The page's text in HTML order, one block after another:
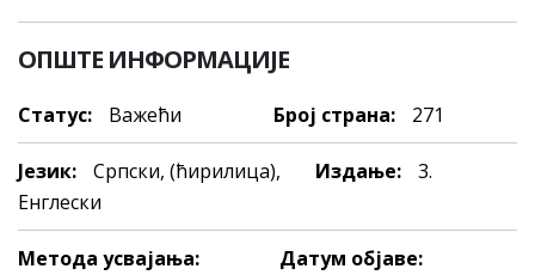
ОПШТЕ ИНФОРМАЦИЈЕ
Статус: Важећи Број страна: 271
Језик:
Српски, (ћирилица),
Енглески
Издање: 3.
Метода усвајања:
Датум објаве: